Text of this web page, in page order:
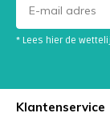
* Lees hier de
Klantenservice